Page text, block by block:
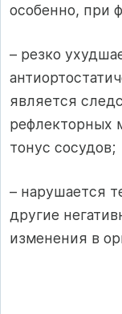
особенно, при
– резко
является
рефлекторных
тонус сосудов;
– нарушается
другие
изменения в